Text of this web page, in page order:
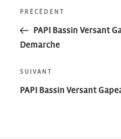
Navigation
de
l’article
Article
précédent
PRÉCÉDENT
PAPI Bassin Versant
Demarche
Article
suivant
SUIVANT
PAPI Bassin Versant